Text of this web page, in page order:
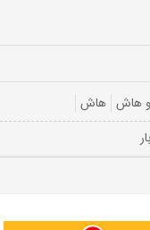
هاش هاش